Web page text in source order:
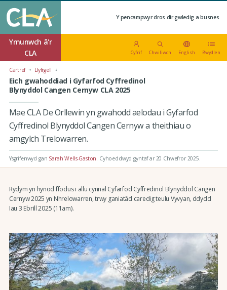
Y pencampwyr dros dir gwledig a busnes.
Ymunwch â'r
CLA
Cyfrif Chwiliwch English Bwydlen
Cartref Llyfrgell
Eich gwahoddiad i Gyfarfod Cyffredinol
Blynyddol Cangen Cernyw CLA 2025
Mae CLA De Orllewin yn gwahodd aelodau i Gyfarfod
Cyffredinol Blynyddol Cangen Cernyw a theithiau o
amgylch Trelowarren.
Ysgrifenwyd gan Sarah Wells-Gaston Cyhoeddwyd gyntaf ar 20 Chwefror 2025
Rydym yn hynod ffodus i allu cynnal Cyfarfod Cyffredinol Blynyddol Cangen
Cernyw 2025 yn Nhrelowarren, trwy ganiatâd caredig teulu Vyvyan, ddydd
Iau 3 Ebrill 2025 (11am).